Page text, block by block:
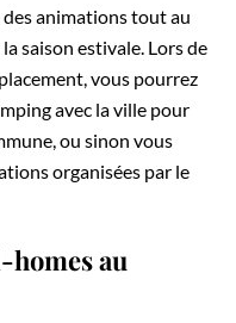
animations tout au
saison estivale. Lors de
vous pourrez
avec la ville pour
ou sinon vous
organisées par le
au